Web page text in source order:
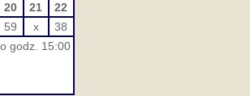
20 21
22
59 x
38
godz. 15:00